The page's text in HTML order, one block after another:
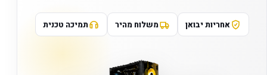
אחריות יבואן משלוח מהיר תמיכה טכנית